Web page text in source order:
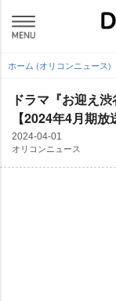
ホーム (オリコンニュース)
ドラマ『お迎え
【2024年4月期放
2024-04-01
オリコンニュース